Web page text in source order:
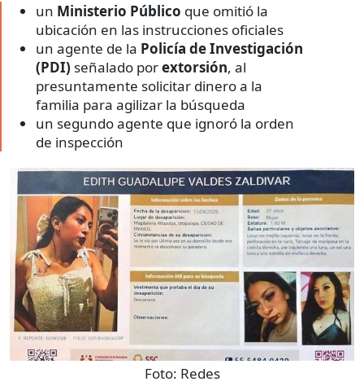
un Ministerio Público que omitió la
ubicación en las instrucciones oficiales
un agente de la Policía de Investigación
(PDI) señalado porextorsión, al
presuntamente solicitar dinero a la
familia para agilizar la búsqueda
un segundo agente que ignoró la orden
de inspección
Foto: Redes